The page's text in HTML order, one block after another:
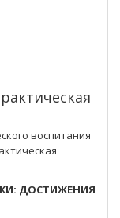
воспитания
ДОСТИЖЕНИЯ